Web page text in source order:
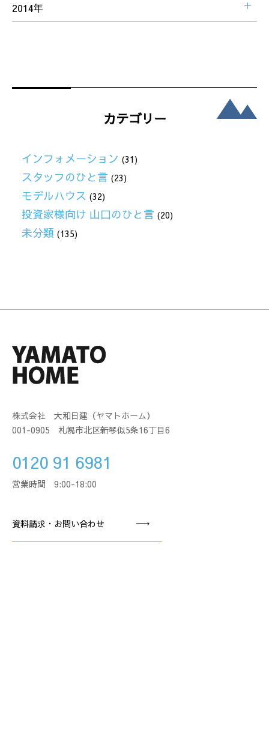
2014年
カテゴリー
インフォメーション (31)
スタッフのひと言 (23)
モデルハウス (32)
投資家様向け 山口のひと言 (20)
未分類 (135)
株式会社 大和日建（ヤマトホーム）
001-0905 札幌市北区新琴似5条16丁目6
0120 91 6981
営業時間 9:00-18:00
資料請求・お問い合わせ